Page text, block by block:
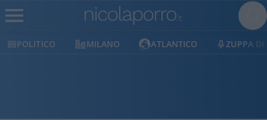
POLITICO MILANO ATLANTICO ZUPPA DI